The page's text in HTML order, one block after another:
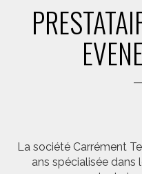
La société Carrément
ans spécialisée dans